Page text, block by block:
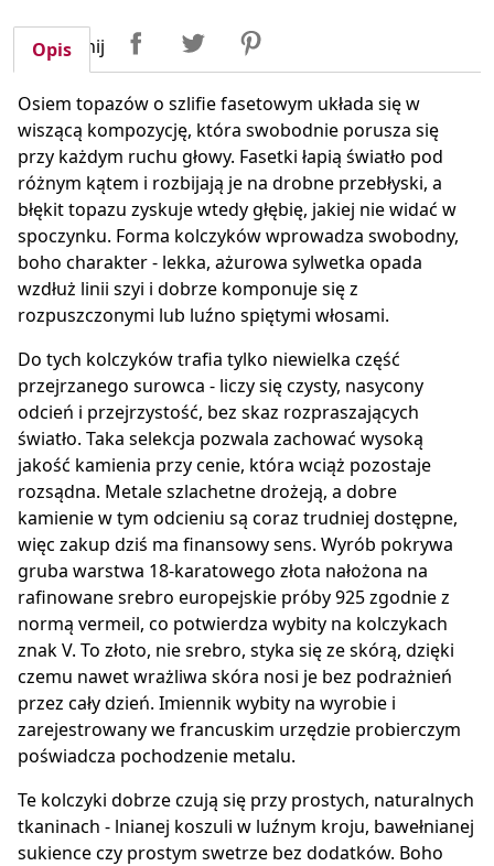
Udostępnij UdostępnijTweetuj
Opis
Osiem topazów o szlifie fasetowym układa się w
wiszącą kompozycję, która swobodnie porusza się
przy każdym ruchu głowy. Fasetki łapią światło pod
różnym kątem i rozbijają je na drobne przebłyski, a
błękit topazu zyskuje wtedy głębię, jakiej nie widać w
spoczynku. Forma kolczyków wprowadza swobodny,
boho charakter - lekka, ażurowa sylwetka opada
wzdłuż linii szyi i dobrze komponuje się z
rozpuszczonymi lub luźno spiętymi włosami.
Do tych kolczyków trafia tylko niewielka część
przejrzanego surowca - liczy się czysty, nasycony
odcień i przejrzystość, bez skaz rozpraszających
światło. Taka selekcja pozwala zachować wysoką
jakość kamienia przy cenie, która wciąż pozostaje
rozsądna. Metale szlachetne drożeją, a dobre
kamienie w tym odcieniu są coraz trudniej dostępne,
więc zakup dziś ma finansowy sens. Wyrób pokrywa
gruba warstwa 18-karatowego złota nałożona na
rafinowane srebro europejskie próby 925 zgodnie z
normą vermeil, co potwierdza wybity na kolczykach
znak V. To złoto, nie srebro, styka się ze skórą, dzięki
czemu nawet wrażliwa skóra nosi je bez podrażnień
przez cały dzień. Imiennik wybity na wyrobie i
zarejestrowany we francuskim urzędzie probierczym
poświadcza pochodzenie metalu.
Te kolczyki dobrze czują się przy prostych, naturalnych
tkaninach - lnianej koszuli w luźnym kroju, bawełnianej
sukience czy prostym swetrze bez dodatków. Boho